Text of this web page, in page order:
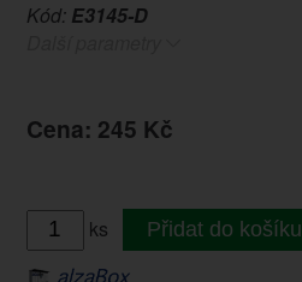
Kód: E3145-D
Cena: 245 Kč
ks Přidat do košíku